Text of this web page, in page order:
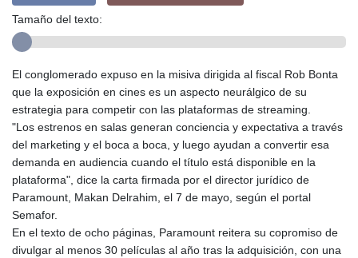
Tamaño del texto:
El conglomerado expuso en la misiva dirigida al fiscal Rob Bonta
que la exposición en cines es un aspecto neurálgico de su
estrategia para competir con las plataformas de streaming.
"Los estrenos en salas generan conciencia y expectativa a través
del marketing y el boca a boca, y luego ayudan a convertir esa
demanda en audiencia cuando el título está disponible en la
plataforma", dice la carta firmada por el director jurídico de
Paramount, Makan Delrahim, el 7 de mayo, según el portal
Semafor.
En el texto de ocho páginas, Paramount reitera su copromiso de
divulgar al menos 30 películas al año tras la adquisición, con una